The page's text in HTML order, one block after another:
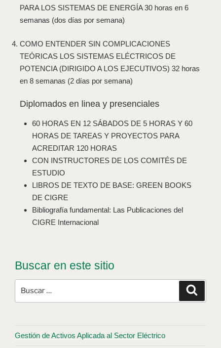
PARA LOS SISTEMAS DE ENERGÍA 30 horas en 6
semanas (dos días por semana)
COMO ENTENDER SIN COMPLICACIONES
TEÓRICAS LOS SISTEMAS ELÉCTRICOS DE
POTENCIA (DIRIGIDO A LOS EJECUTIVOS) 32 horas
en 8 semanas (2 días por semana)
Diplomados en linea y presenciales
60 HORAS EN 12 SÁBADOS DE 5 HORAS Y 60
HORAS DE TAREAS Y PROYECTOS PARA
ACREDITAR 120 HORAS
CON INSTRUCTORES DE LOS COMITÉS DE
ESTUDIO
LIBROS DE TEXTO DE BASE: GREEN BOOKS
DE CIGRE
Bibliografía fundamental: Las Publicaciones del
CIGRE Internacional
Buscar en este sitio
Gestión de Activos Aplicada al Sector Eléctrico